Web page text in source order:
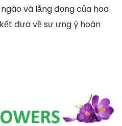
và lắng đọng của hoa
đưa về sự ưng ý hoàn